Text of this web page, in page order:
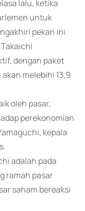
lalu, ketika
untuk
pekan ini
dengan paket
melebihi 13,9
oleh pasar,
perekonomian
kepala
adalah pada
ramah pasar
saham bereaksi